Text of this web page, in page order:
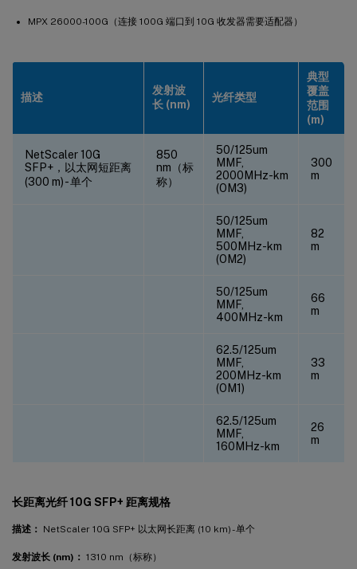
MPX 26000-100G（连接 100G 端口到 10G 收发器需要适配器）
描述
发射波
长 (nm)
光纤类型
典型
覆盖
范围
(m)
NetScaler 10G
SFP+，以太网短距离
(300 m) - 单个
850
nm（标
称）
50/125um
MMF,
2000MHz-km
(OM3)
300
m
50/125um
MMF,
500MHz-km
(OM2)
82
m
50/125um
MMF,
400MHz-km
66
m
62.5/125um
MMF,
200MHz-km
(OM1)
33
m
62.5/125um
MMF,
160MHz-km
26
m
长距离光纤 10G SFP+ 距离规格
描述： NetScaler 10G SFP+ 以太网长距离 (10 km) - 单个
发射波长 (nm)： 1310 nm（标称）